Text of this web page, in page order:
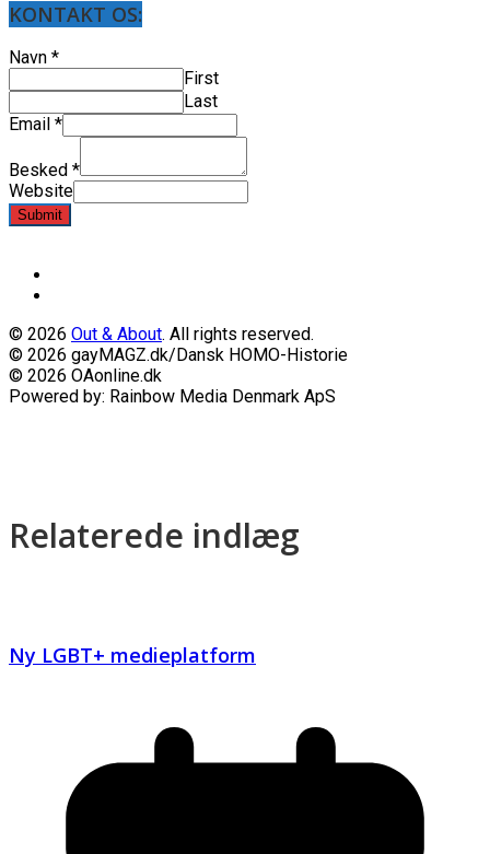
KONTAKT OS:
Navn *
First
Last
Email *
Besked *
Website
Submit
© 2026 Out & About. All rights reserved.
© 2026 gayMAGZ.dk/Dansk HOMO-Historie
© 2026 OAonline.dk
Powered by: Rainbow Media Denmark ApS
Relaterede indlæg
Ny LGBT+ medieplatform